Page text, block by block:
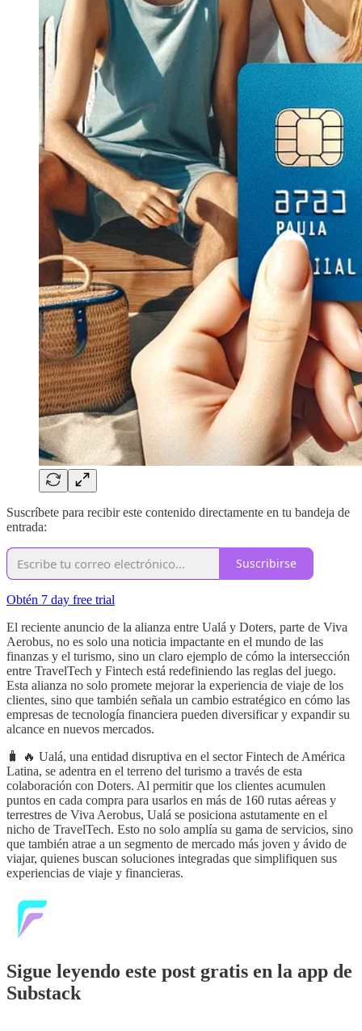
Suscríbete para recibir este contenido directamente en tu bandeja de
entrada:
Suscribirse
Obtén 7 day free trial
El reciente anuncio de la alianza entre Ualá y Doters, parte de Viva
Aerobus, no es solo una noticia impactante en el mundo de las
finanzas y el turismo, sino un claro ejemplo de cómo la intersección
entre TravelTech y Fintech está redefiniendo las reglas del juego.
Esta alianza no solo promete mejorar la experiencia de viaje de los
clientes, sino que también señala un cambio estratégico en cómo las
empresas de tecnología financiera pueden diversificar y expandir su
alcance en nuevos mercados.
🧳 🔥 Ualá, una entidad disruptiva en el sector Fintech de América
Latina, se adentra en el terreno del turismo a través de esta
colaboración con Doters. Al permitir que los clientes acumulen
puntos en cada compra para usarlos en más de 160 rutas aéreas y
terrestres de Viva Aerobus, Ualá se posiciona astutamente en el
nicho de TravelTech. Esto no solo amplía su gama de servicios, sino
que también atrae a un segmento de mercado más joven y ávido de
viajar, quienes buscan soluciones integradas que simplifiquen sus
experiencias de viaje y financieras.
Sigue leyendo este post gratis en la app de
Substack